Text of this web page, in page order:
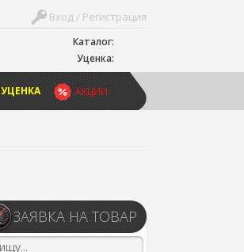
Каталог:
Уценка:
Вход / Регистрация
АКЦИИ
УЦЕНКА
ЗАЯВКА НА ТОВАР